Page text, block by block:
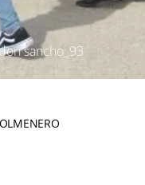
sancho_93